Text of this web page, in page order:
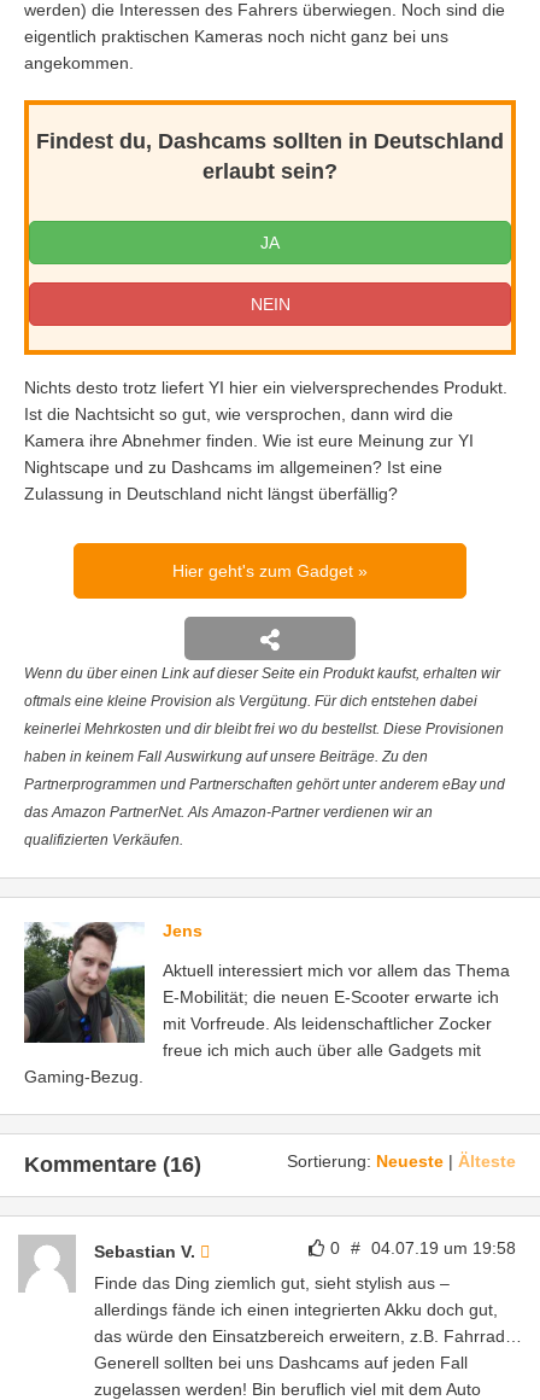
werden) die Interessen des Fahrers überwiegen. Noch sind die
eigentlich praktischen Kameras noch nicht ganz bei uns
angekommen.
Findest du, Dashcams sollten in Deutschland
erlaubt sein?
JA
NEIN
Nichts desto trotz liefert YI hier ein vielversprechendes Produkt.
Ist die Nachtsicht so gut, wie versprochen, dann wird die
Kamera ihre Abnehmer finden. Wie ist eure Meinung zur YI
Nightscape und zu Dashcams im allgemeinen? Ist eine
Zulassung in Deutschland nicht längst überfällig?
Hier geht's zum Gadget
Wenn du über einen Link auf dieser Seite ein Produkt kaufst, erhalten wir
oftmals eine kleine Provision als Vergütung. Für dich entstehen dabei
keinerlei Mehrkosten und dir bleibt frei wo du bestellst. Diese Provisionen
haben in keinem Fall Auswirkung auf unsere Beiträge. Zu den
Partnerprogrammen und Partnerschaften gehört unter anderem eBay und
das Amazon PartnerNet. Als Amazon-Partner verdienen wir an
qualifizierten Verkäufen.
Jens
Aktuell interessiert mich vor allem das Thema
E-Mobilität; die neuen E-Scooter erwarte ich
mit Vorfreude. Als leidenschaftlicher Zocker
freue ich mich auch über alle Gadgets mit
Gaming-Bezug.
Sortierung: Neueste | Älteste
Kommentare (16)
0 # 04.07.19 um 19:58
Sebastian V.
Finde das Ding ziemlich gut, sieht stylish aus –
allerdings fände ich einen integrierten Akku doch gut,
das würde den Einsatzbereich erweitern, z.B. Fahrrad…
Generell sollten bei uns Dashcams auf jeden Fall
zugelassen werden! Bin beruflich viel mit dem Auto